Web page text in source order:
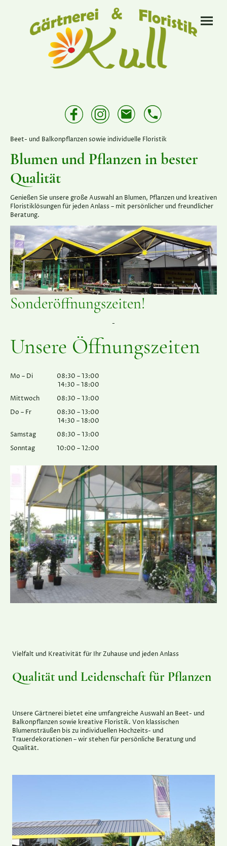
Beet- und Balkonpflanzen sowie individuelle Floristik
Blumen und Pflanzen in bester
Qualität
Genießen Sie unsere große Auswahl an Blumen, Pflanzen und kreativen
Floristiklösungen für jeden Anlass – mit persönlicher und freundlicher
Beratung.
Sonderöffnungszeiten!
-
Unsere Öffnungszeiten
Mo – Di 08:30 –13:00
14:30 –18:00
Mittwoch
08:30 –13:00
Do – Fr 08:30 –13:00
14:30 –18:00
Samstag
08:30 –13:00
Sonntag
10:00 –12:00
Vielfalt und Kreativität für Ihr Zuhause und jeden Anlass
Qualität und Leidenschaft für Pflanzen
Unsere Gärtnerei bietet eine umfangreiche Auswahl an Beet- und
Balkonpflanzen sowie kreative Floristik. Von klassischen
Blumensträußen bis zu individuellen Hochzeits- und
Trauerdekorationen – wir stehen für persönliche Beratung und
Qualität.